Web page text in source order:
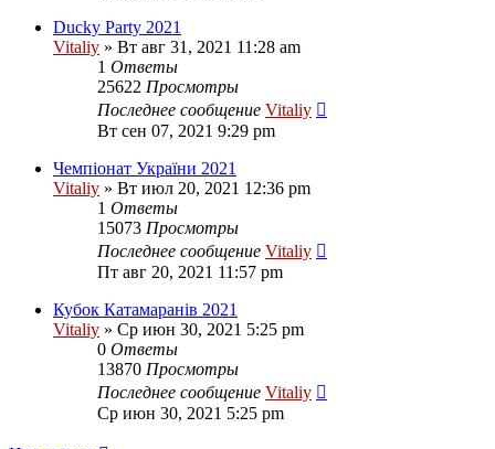
Ducky Party 2021
Vitaliy » Вт авг 31, 2021 11:28 am
1 Ответы
25622 Просмотры
Последнее сообщение Vitaliy
Вт сен 07, 2021 9:29 pm
Чемпіонат України 2021
Vitaliy » Вт июл 20, 2021 12:36 pm
1 Ответы
15073 Просмотры
Последнее сообщение Vitaliy
Пт авг 20, 2021 11:57 pm
Кубок Катамаранів 2021
Vitaliy » Ср июн 30, 2021 5:25 pm
0 Ответы
13870 Просмотры
Последнее сообщение Vitaliy
Ср июн 30, 2021 5:25 pm